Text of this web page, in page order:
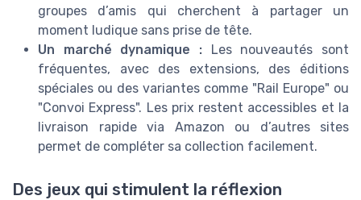
groupes d’amis qui cherchent à partager un
moment ludique sans prise de tête.
Un marché dynamique : Les nouveautés sont
fréquentes, avec des extensions, des éditions
spéciales ou des variantes comme "Rail Europe" ou
"Convoi Express". Les prix restent accessibles et la
livraison rapide via Amazon ou d’autres sites
permet de compléter sa collection facilement.
Des jeux qui stimulent la réflexion